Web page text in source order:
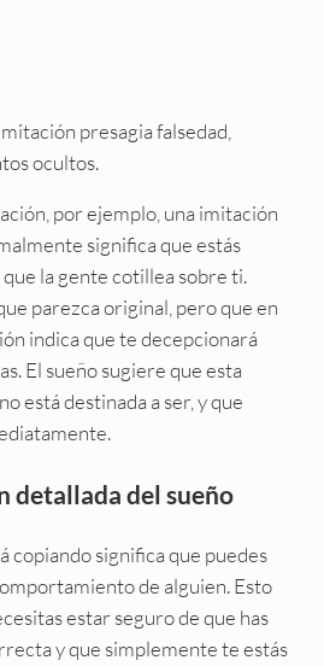
presagia falsedad,
ocultos.
por ejemplo, una imitación
significa que estás
la gente cotillea sobre ti.
parezca original, pero que en
indica que te decepcionará
El sueño sugiere que esta
está destinada a ser, y que
detallada del sueño
copiando significa que puedes
de alguien. Esto
estar seguro de que has
y que simplemente te estás